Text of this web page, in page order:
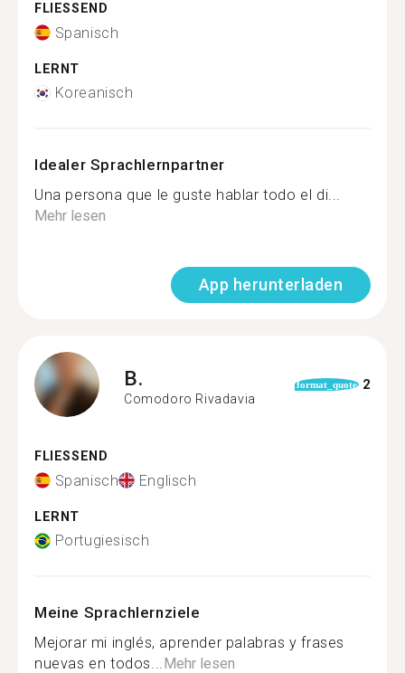
FLIESSEND
Spanisch
LERNT
Koreanisch
Idealer Sprachlernpartner
Una persona que le guste hablar todo el di...
Mehr lesen
App herunterladen
B.
Comodoro Rivadavia
format_quote 2
FLIESSEND
Spanisch Englisch
LERNT
Portugiesisch
Meine Sprachlernziele
Mejorar mi inglés, aprender palabras y frases
nuevas en todos...Mehr lesen